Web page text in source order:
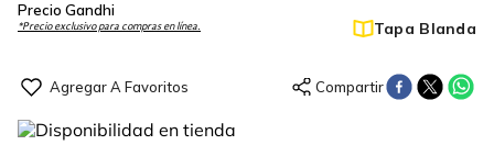
Precio Gandhi
*Precio exclusivo para compras en línea. Tapa Blanda